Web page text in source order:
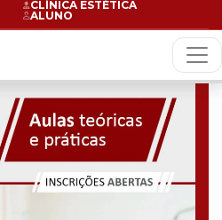
CLÍNICA ESTÉTICA
ALUNO